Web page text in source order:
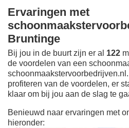
Ervaringen met
Bruntinge
Bij jou in de buurt zijn er al 122
de voordelen van een
profiteren van de voordelen, er
klaar om bij jou aan de slag te
Benieuwd naar ervaringen met
hieronder: